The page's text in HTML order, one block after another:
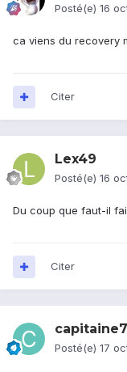
Posté(e) 16
ca viens du recovery
Citer
Lex49
Posté(e) 16
Du coup que faut-il
Citer
Posté(e) 17